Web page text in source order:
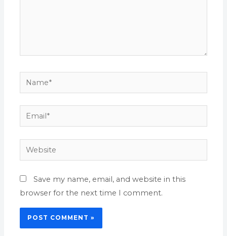
Name*
Email*
Website
Save my name, email, and website in this
browser for the next time I comment.